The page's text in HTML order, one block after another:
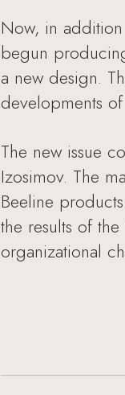
Now, in
begun
a new design.
developments
The new issue
Izosimov. The
Beeline
the results of
organizational